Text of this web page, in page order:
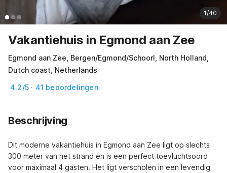
1/40
Vakantiehuis in Egmond aan Zee
Egmond aan Zee, Bergen/Egmond/Schoorl, North Holland,
Dutch coast, Netherlands
4.2/5 · 41 beoordelingen
Beschrijving
Dit moderne vakantiehuis in Egmond aan Zee ligt op slechts
300 meter van het strand en is een perfect toevluchtsoord
voor maximaal 4 gasten. Het ligt verscholen in een levendig